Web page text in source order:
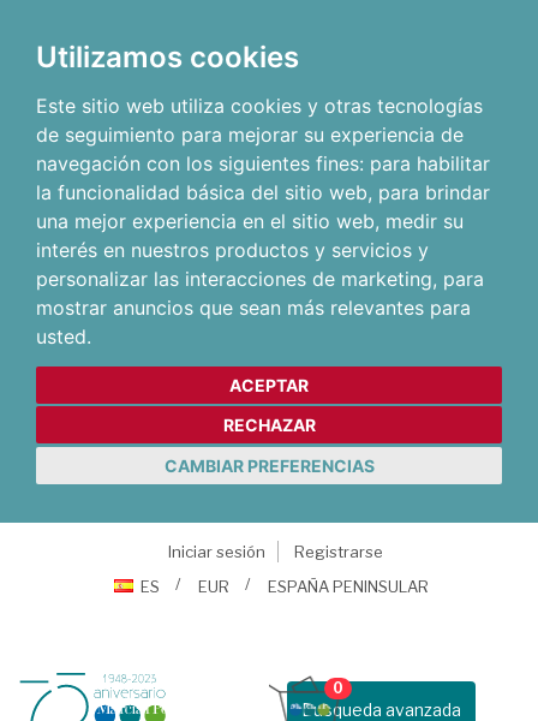
Utilizamos cookies
Este sitio web utiliza cookies y otras tecnologías
de seguimiento para mejorar su experiencia de
navegación con los siguientes fines: para habilitar
la funcionalidad básica del sitio web, para brindar
una mejor experiencia en el sitio web, medir su
interés en nuestros productos y servicios y
personalizar las interacciones de marketing, para
mostrar anuncios que sean más relevantes para
usted.
ACEPTAR
RECHAZAR
CAMBIAR PREFERENCIAS
Iniciar sesión
Registrarse
ES
EUR ESPAÑA PENINSULAR
Busqueda avanzada
0